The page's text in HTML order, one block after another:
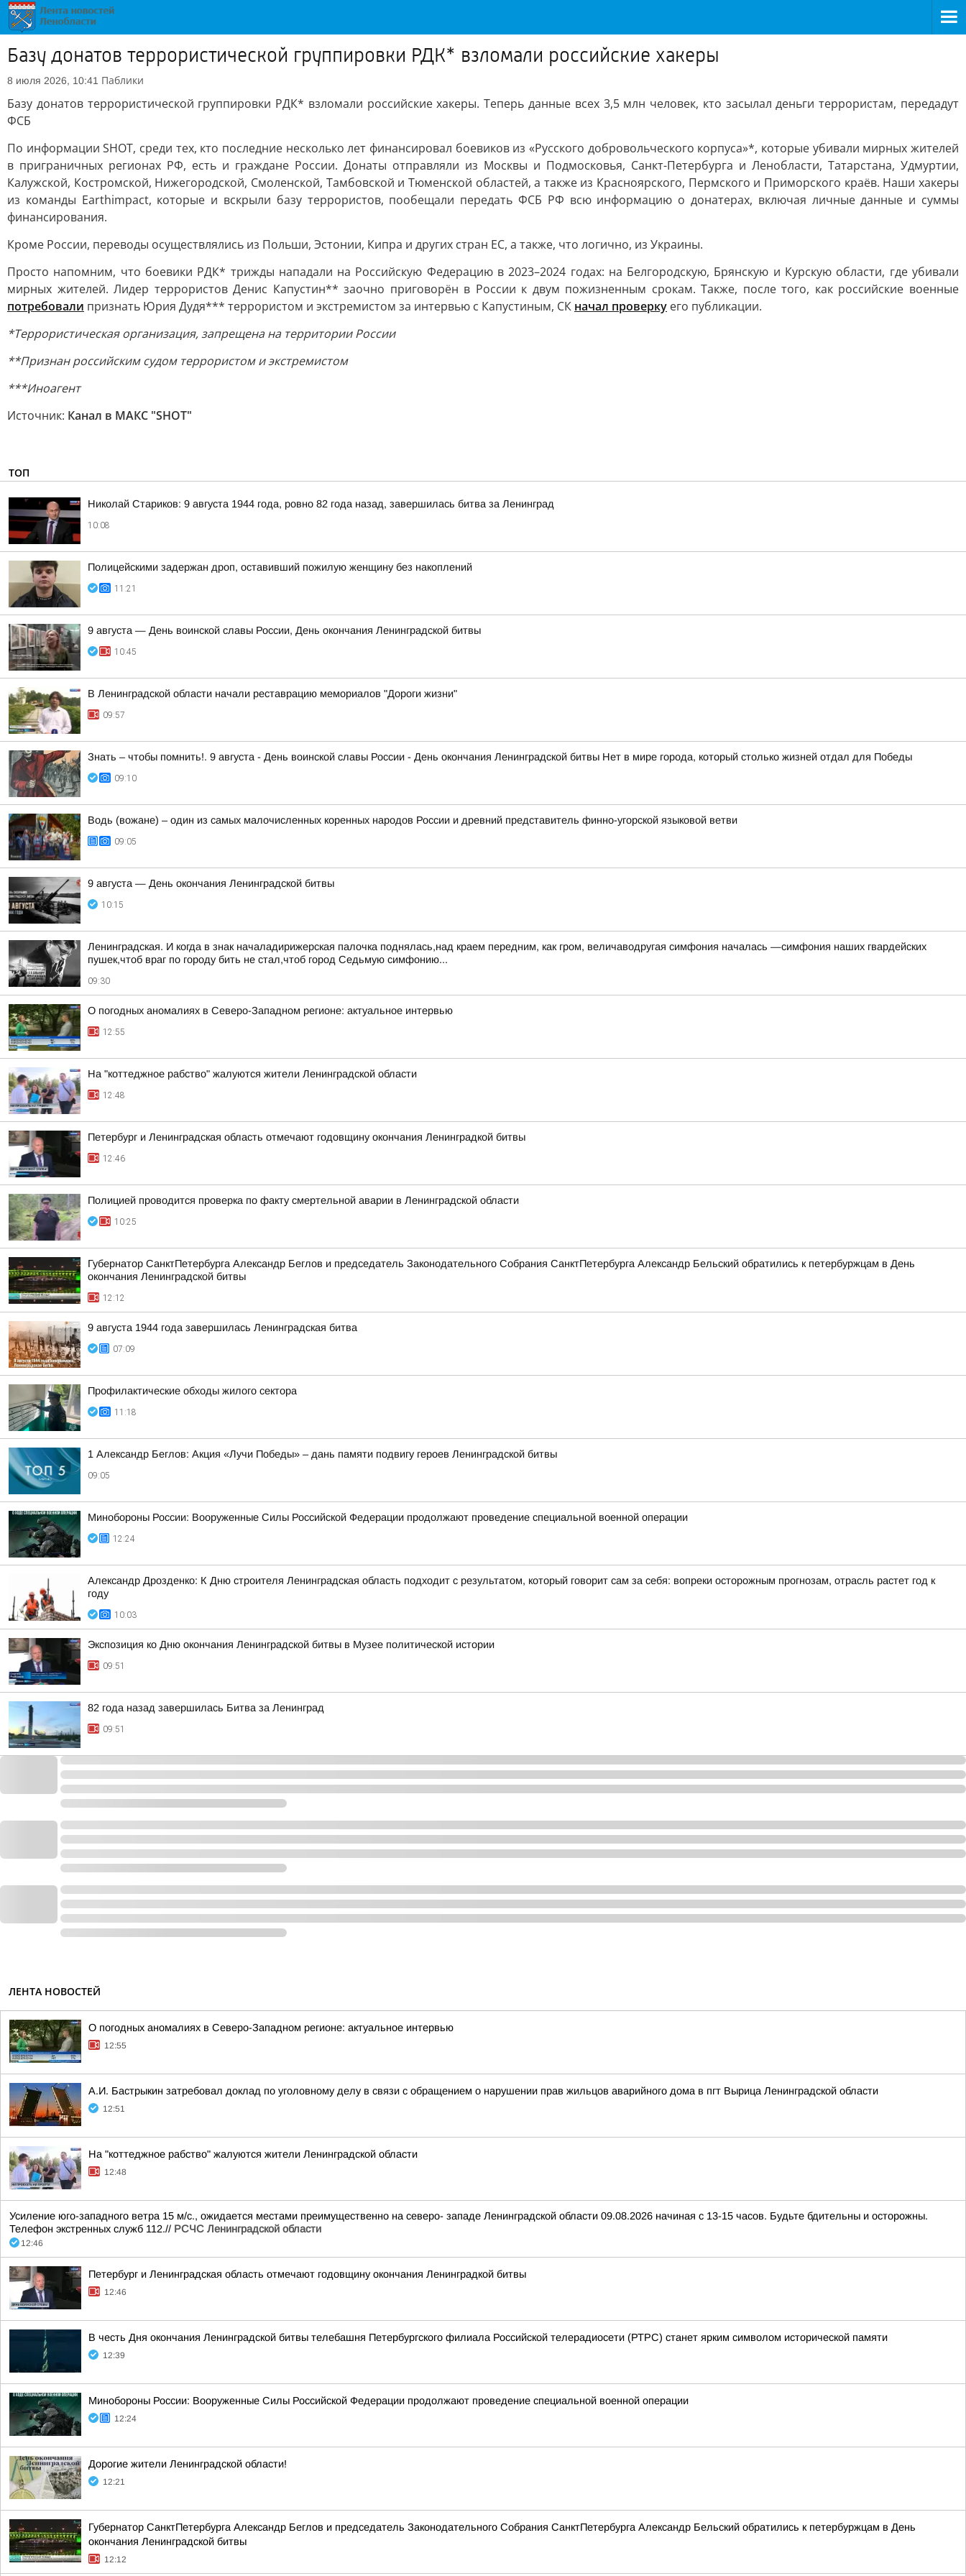
Базу донатов террористической группировки РДК* взломали российские хакеры
8 июля 2026, 10:41 Паблики
Базу донатов террористической группировки РДК* взломали российские хакеры. Теперь данные всех 3,5 млн человек, кто засылал деньги террористам, передадут
ФСБ
По информации SHOT, среди тех, кто последние несколько лет финансировал боевиков из «Русского добровольческого корпуса»*, которые убивали мирных жителей
в приграничных регионах РФ, есть и граждане России. Донаты отправляли из Москвы и Подмосковья, Санкт-Петербурга и Ленобласти, Татарстана, Удмуртии,
Калужской, Костромской, Нижегородской, Смоленской, Тамбовской и Тюменской областей, а также из Красноярского, Пермского и Приморского краёв. Наши хакеры
из команды Earthimpact, которые и вскрыли базу террористов, пообещали передать ФСБ РФ всю информацию о донатерах, включая личные данные и суммы
финансирования.
Кроме России, переводы осуществлялись из Польши, Эстонии, Кипра и других стран ЕС, а также, что логично, из Украины.
Просто напомним, что боевики РДК* трижды нападали на Российскую Федерацию в 2023–2024 годах: на Белгородскую, Брянскую и Курскую области, где убивали
мирных жителей. Лидер террористов Денис Капустин** заочно приговорён в России к двум пожизненным срокам. Также, после того, как российские военные
потребовали признать Юрия Дудя*** террористом и экстремистом за интервью с Капустиным, СК начал проверку его публикации.
*Террористическая организация, запрещена на территории России
**Признан российским судом террористом и экстремистом
***Иноагент
Источник: Канал в МАКС "SHOT"
ТОП
Николай Стариков: 9 августа 1944 года, ровно 82 года назад, завершилась битва за Ленинград
10:08
Полицейскими задержан дроп, оставивший пожилую женщину без накоплений
11:21
9 августа — День воинской славы России, День окончания Ленинградской битвы
10:45
В Ленинградской области начали реставрацию мемориалов "Дороги жизни"
09:57
Знать – чтобы помнить!. 9 августа - День воинской славы России - День окончания Ленинградской битвы Нет в мире города, который столько жизней отдал для Победы
09:10
Водь (вожане) – один из самых малочисленных коренных народов России и древний представитель финно-угорской языковой ветви
09:05
9 августа — День окончания Ленинградской битвы
10:15
Ленинградская. И когда в знак началадирижерская палочка поднялась,над краем передним, как гром, величаводругая симфония началась —симфония наших гвардейских
пушек,чтоб враг по городу бить не стал,чтоб город Седьмую симфонию...
09:30
О погодных аномалиях в Северо-Западном регионе: актуальное интервью
12:55
На "коттеджное рабство" жалуются жители Ленинградской области
12:48
Петербург и Ленинградская область отмечают годовщину окончания Ленинградкой битвы
12:46
Полицией проводится проверка по факту смертельной аварии в Ленинградской области
10:25
Губернатор СанктПетербурга Александр Беглов и председатель Законодательного Собрания СанктПетербурга Александр Бельский обратились к петербуржцам в День
окончания Ленинградской битвы
12:12
9 августа 1944 года завершилась Ленинградская битва
07:09
Профилактические обходы жилого сектора
11:18
1 Александр Беглов: Акция «Лучи Победы» – дань памяти подвигу героев Ленинградской битвы
09:05
Минобороны России: Вооруженные Силы Российской Федерации продолжают проведение специальной военной операции
12:24
Александр Дрозденко: К Дню строителя Ленинградская область подходит с результатом, который говорит сам за себя: вопреки осторожным прогнозам, отрасль растет год к
году
10:03
Экспозиция ко Дню окончания Ленинградской битвы в Музее политической истории
09:51
82 года назад завершилась Битва за Ленинград
09:51
ЛЕНТА НОВОСТЕЙ
О погодных аномалиях в Северо-Западном регионе: актуальное интервью
12:55
А.И. Бастрыкин затребовал доклад по уголовному делу в связи с обращением о нарушении прав жильцов аварийного дома в пгт Вырица Ленинградской области
12:51
На "коттеджное рабство" жалуются жители Ленинградской области
12:48
Усиление юго-западного ветра 15 м/с., ожидается местами преимущественно на северо- западе Ленинградской области 09.08.2026 начиная с 13-15 часов. Будьте бдительны и осторожны.
Телефон экстренных служб 112.// РСЧС Ленинградской области
12:46
Петербург и Ленинградская область отмечают годовщину окончания Ленинградкой битвы
12:46
В честь Дня окончания Ленинградской битвы телебашня Петербургского филиала Российской телерадиосети (РТРС) станет ярким символом исторической памяти
12:39
Минобороны России: Вооруженные Силы Российской Федерации продолжают проведение специальной военной операции
12:24
Дорогие жители Ленинградской области!
12:21
Губернатор СанктПетербурга Александр Беглов и председатель Законодательного Собрания СанктПетербурга Александр Бельский обратились к петербуржцам в День
окончания Ленинградской битвы
12:12